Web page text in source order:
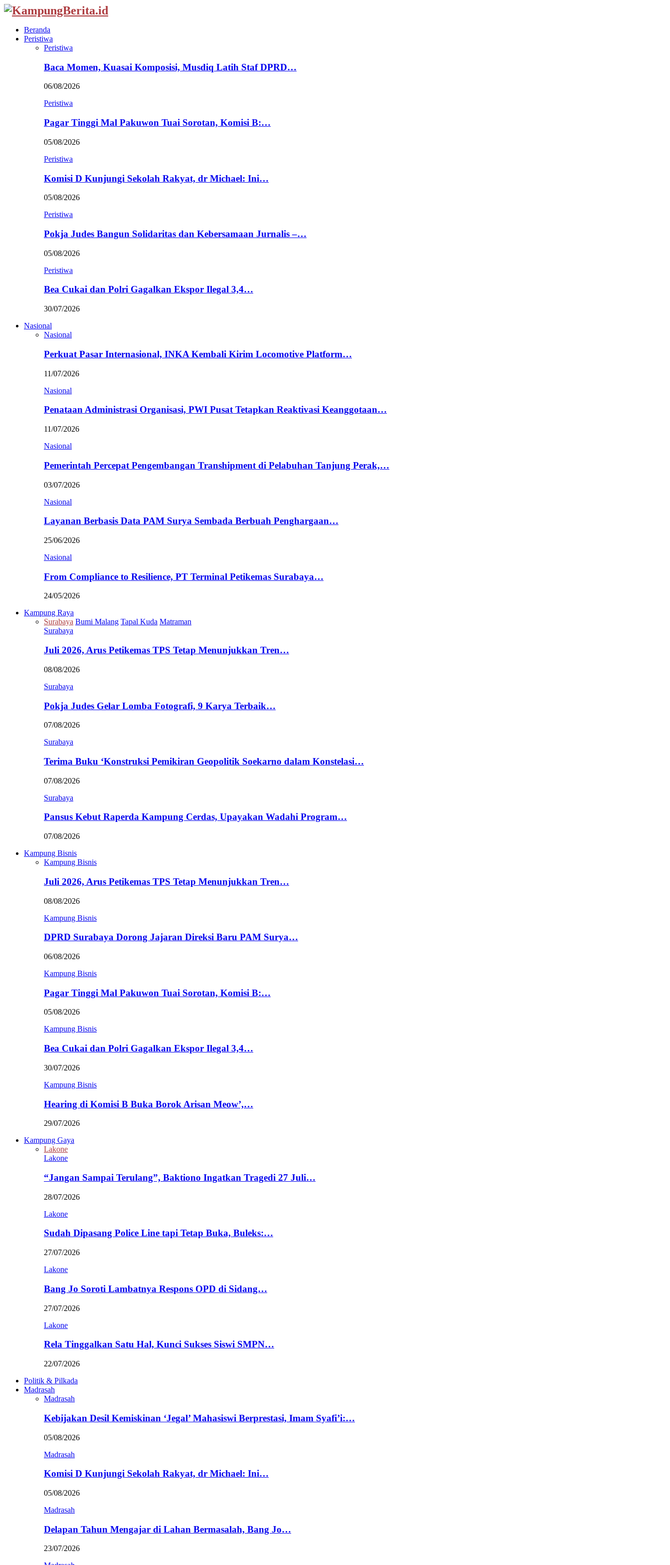
Beranda
Peristiwa
Peristiwa
Baca Momen, Kuasai Komposisi, Musdiq Latih Staf DPRD…
06/08/2026
Peristiwa
Pagar Tinggi Mal Pakuwon Tuai Sorotan, Komisi B:…
05/08/2026
Peristiwa
Komisi D Kunjungi Sekolah Rakyat, dr Michael: Ini…
05/08/2026
Peristiwa
Pokja Judes Bangun Solidaritas dan Kebersamaan Jurnalis –…
05/08/2026
Peristiwa
Bea Cukai dan Polri Gagalkan Ekspor Ilegal 3,4…
30/07/2026
Nasional
Nasional
Perkuat Pasar Internasional, INKA Kembali Kirim Locomotive Platform…
11/07/2026
Nasional
Penataan Administrasi Organisasi, PWI Pusat Tetapkan Reaktivasi Keanggotaan…
11/07/2026
Nasional
Pemerintah Percepat Pengembangan Transhipment di Pelabuhan Tanjung Perak,…
03/07/2026
Nasional
Layanan Berbasis Data PAM Surya Sembada Berbuah Penghargaan…
25/06/2026
Nasional
From Compliance to Resilience, PT Terminal Petikemas Surabaya…
24/05/2026
Kampung Raya
Surabaya Bumi Malang Tapal Kuda Matraman
Surabaya
Juli 2026, Arus Petikemas TPS Tetap Menunjukkan Tren…
08/08/2026
Surabaya
Pokja Judes Gelar Lomba Fotografi, 9 Karya Terbaik…
07/08/2026
Surabaya
Terima Buku ‘Konstruksi Pemikiran Geopolitik Soekarno dalam Konstelasi…
07/08/2026
Surabaya
Pansus Kebut Raperda Kampung Cerdas, Upayakan Wadahi Program…
07/08/2026
Kampung Bisnis
Kampung Bisnis
Juli 2026, Arus Petikemas TPS Tetap Menunjukkan Tren…
08/08/2026
Kampung Bisnis
DPRD Surabaya Dorong Jajaran Direksi Baru PAM Surya…
06/08/2026
Kampung Bisnis
Pagar Tinggi Mal Pakuwon Tuai Sorotan, Komisi B:…
05/08/2026
Kampung Bisnis
Bea Cukai dan Polri Gagalkan Ekspor Ilegal 3,4…
30/07/2026
Kampung Bisnis
Hearing di Komisi B Buka Borok Arisan Meow’,…
29/07/2026
Kampung Gaya
Lakone
Lakone
“Jangan Sampai Terulang”, Baktiono Ingatkan Tragedi 27 Juli…
28/07/2026
Lakone
Sudah Dipasang Police Line tapi Tetap Buka, Buleks:…
27/07/2026
Lakone
Bang Jo Soroti Lambatnya Respons OPD di Sidang…
27/07/2026
Lakone
Rela Tinggalkan Satu Hal, Kunci Sukses Siswi SMPN…
22/07/2026
Politik & Pilkada
Madrasah
Madrasah
Kebijakan Desil Kemiskinan ‘Jegal’ Mahasiswi Berprestasi, Imam Syafi’i:…
05/08/2026
Madrasah
Komisi D Kunjungi Sekolah Rakyat, dr Michael: Ini…
05/08/2026
Madrasah
Delapan Tahun Mengajar di Lahan Bermasalah, Bang Jo…
23/07/2026